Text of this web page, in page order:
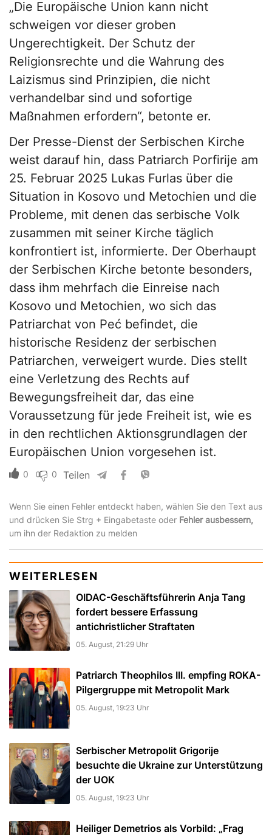
„Die Europäische Union kann nicht
schweigen vor dieser groben
Ungerechtigkeit. Der Schutz der
Religionsrechte und die Wahrung des
Laizismus sind Prinzipien, die nicht
verhandelbar sind und sofortige
Maßnahmen erfordern“, betonte er.
Der Presse-Dienst der Serbischen Kirche
weist darauf hin, dass Patriarch Porfirije am
25. Februar 2025 Lukas Furlas über die
Situation in Kosovo und Metochien und die
Probleme, mit denen das serbische Volk
zusammen mit seiner Kirche täglich
konfrontiert ist, informierte. Der Oberhaupt
der Serbischen Kirche betonte besonders,
dass ihm mehrfach die Einreise nach
Kosovo und Metochien, wo sich das
Patriarchat von Peć befindet, die
historische Residenz der serbischen
Patriarchen, verweigert wurde. Dies stellt
eine Verletzung des Rechts auf
Bewegungsfreiheit dar, das eine
Voraussetzung für jede Freiheit ist, wie es
in den rechtlichen Aktionsgrundlagen der
Europäischen Union vorgesehen ist.
0 0 Teilen
Wenn Sie einen Fehler entdeckt haben, wählen Sie den Text aus
und drücken Sie Strg + Eingabetaste oder Fehler ausbessern,
um ihn der Redaktion zu melden
WEITERLESEN
OIDAC-Geschäftsführerin Anja Tang
fordert bessere Erfassung
antichristlicher Straftaten
05. August, 21:29 Uhr
Patriarch Theophilos III. empfing ROKA-
Pilgergruppe mit Metropolit Mark
05. August, 19:23 Uhr
Serbischer Metropolit Grigorije
besuchte die Ukraine zur Unterstützung
der UOK
05. August, 19:23 Uhr
Heiliger Demetrios als Vorbild: „Frag